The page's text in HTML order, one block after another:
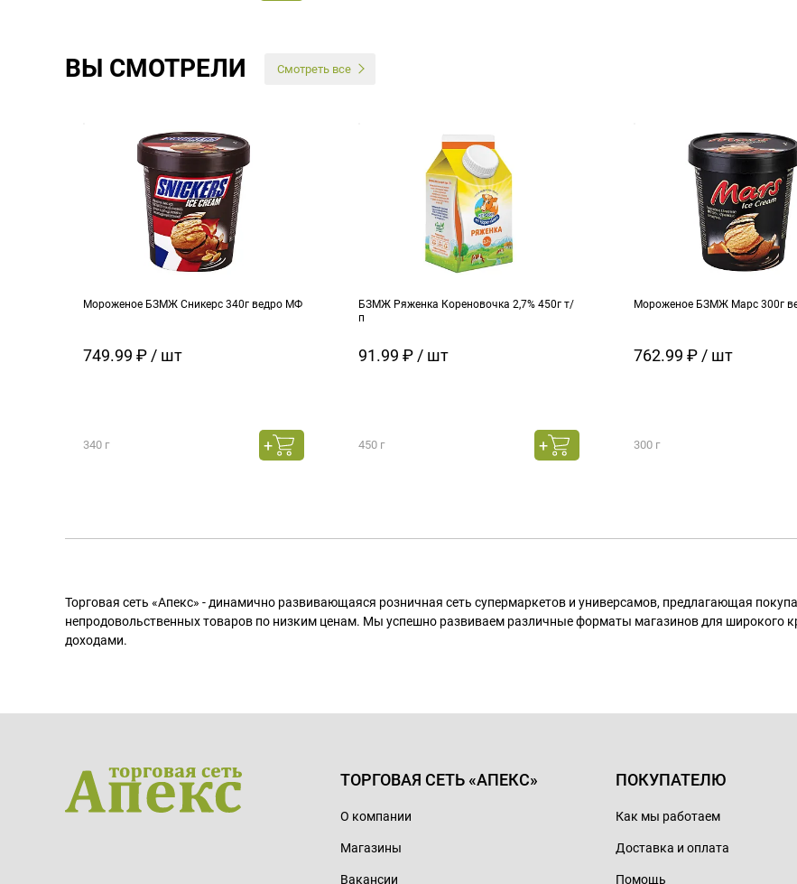
ВЫ СМОТРЕЛИ Смотреть все
Мороженое БЗМЖ Сникерс 340г ведро МФ
749.99 ₽ / шт
340 г
БЗМЖ Ряженка Кореновочка 2,7% 450г т/
п
91.99 ₽ / шт
450 г
Мороженое БЗМЖ Марс 300г
762.99 ₽ / шт
300 г
Торговая сеть «Апекс» - динамично развивающаяся розничная сеть супермаркетов и универсамов, предлагающая
непродовольственных товаров по низким ценам. Мы успешно развиваем различные форматы магазинов для широкого
доходами.
ТОРГОВАЯ СЕТЬ «АПЕКС»
О компании
Магазины
Вакансии
ПОКУПАТЕЛЮ
Как мы работаем
Доставка и оплата
Помощь